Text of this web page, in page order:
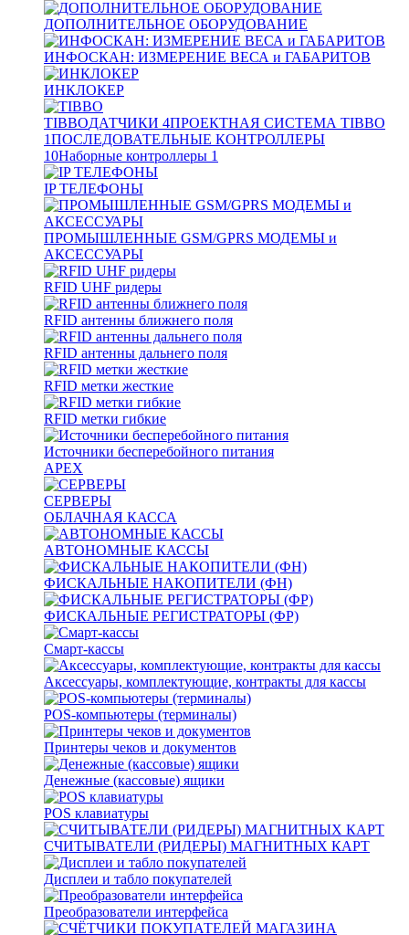
ДОПОЛНИТЕЛЬНОЕ ОБОРУДОВАНИЕ
ИНФОСКАН: ИЗМЕРЕНИЕ ВЕСА и ГАБАРИТОВ
ИНКЛОКЕР
TIBBOДАТЧИКИ 4ПРОЕКТНАЯ СИСТЕМА TIBBO
1ПОСЛЕДОВАТЕЛЬНЫЕ КОНТРОЛЛЕРЫ
10Наборные контроллеры 1
IP ТЕЛЕФОНЫ
ПРОМЫШЛЕННЫЕ GSM/GPRS МОДЕМЫ и
АКСЕССУАРЫ
RFID UHF ридеры
RFID антенны ближнего поля
RFID антенны дальнего поля
RFID метки жесткие
RFID метки гибкие
Источники бесперебойного питания
APEX
СЕРВЕРЫ
ОБЛАЧНАЯ КАССА
АВТОНОМНЫЕ КАССЫ
ФИСКАЛЬНЫЕ НАКОПИТЕЛИ (ФН)
ФИСКАЛЬНЫЕ РЕГИСТРАТОРЫ (ФР)
Смарт-кассы
Аксессуары, комплектующие, контракты для кассы
POS-компьютеры (терминалы)
Принтеры чеков и документов
Денежные (кассовые) ящики
POS клавиатуры
СЧИТЫВАТЕЛИ (РИДЕРЫ) МАГНИТНЫХ КАРТ
Дисплеи и табло покупателей
Преобразователи интерфейса